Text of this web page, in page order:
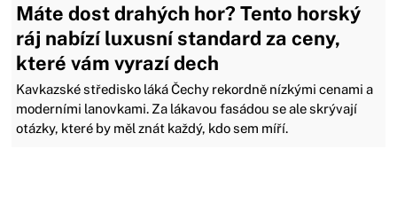
Máte dost drahých hor? Tento horský
ráj nabízí luxusní standard za ceny,
které vám vyrazí dech
Kavkazské středisko láká Čechy rekordně nízkými cenami a
moderními lanovkami. Za lákavou fasádou se ale skrývají
otázky, které by měl znát každý, kdo sem míří.